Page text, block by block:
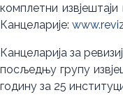
комплетни
Канцеларије:
Канцеларија за
посљедњу групу
годину за 25